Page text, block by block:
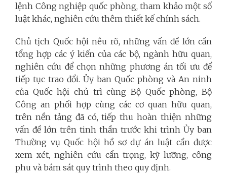
lệnh Công nghiệp quốc phòng, tham khảo một số
luật khác, nghiên cứu thêm thiết kế chính sách.
Chủ tịch Quốc hội nêu rõ, những vấn đề lớn cần
tổng hợp các ý kiến của các bộ, ngành hữu quan,
nghiên cứu để chọn những phương án tối ưu để
tiếp tục trao đổi. Ủy ban Quốc phòng và An ninh
của Quốc hội chủ trì cùng Bộ Quốc phòng, Bộ
Công an phối hợp cùng các cơ quan hữu quan,
trên nền tảng đã có, tiếp thu hoàn thiện những
vấn đề lớn trên tinh thần trước khi trình Ủy ban
Thường vụ Quốc hội hồ sơ dự án luật cần được
xem xét, nghiên cứu cẩn trọng, kỹ lưỡng, công
phu và bám sát quy trình theo quy định.